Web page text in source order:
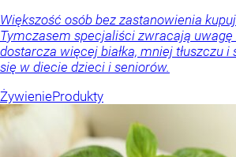
Większość osób bez zastanowienia
Tymczasem specjaliści zwracają uwagę
dostarcza więcej białka, mniej tłuszczu
się w diecie dzieci i seniorów.
ŻywienieProdukty